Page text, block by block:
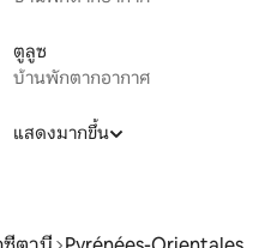
ตูลูซ
บ้านพักตากอากาศ
แสดงมากขึ้น